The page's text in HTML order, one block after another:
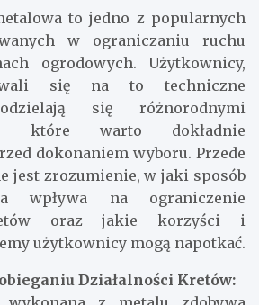
to jedno z popularnych
w ograniczaniu ruchu
ogrodowych. Użytkownicy,
się na to techniczne
się różnorodnymi
które warto dokładnie
dokonaniem wyboru. Przede
jest zrozumienie, w jaki sposób
wpływa na ograniczenie
oraz jakie korzyści i
użytkownicy mogą napotkać.
Działalności Kretów: